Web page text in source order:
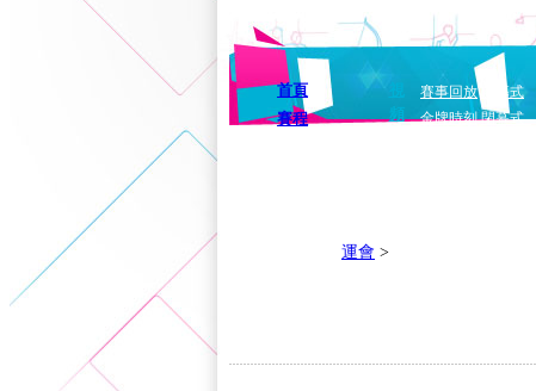
首頁
賽程
頻
賽事回放
開幕式
金牌時刻 閉幕式
運會 >